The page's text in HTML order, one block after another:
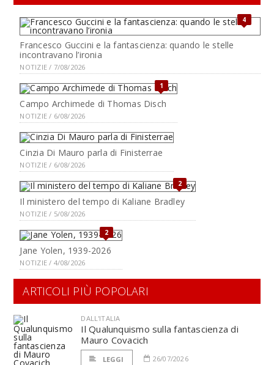
4
Francesco Guccini e la fantascienza: quando le stelle
incontravano l’ironia
NOTIZIE / 7/08/2026
1
Campo Archimede di Thomas Disch
NOTIZIE / 6/08/2026
Cinzia Di Mauro parla di Finisterrae
NOTIZIE / 6/08/2026
2
Il ministero del tempo di Kaliane Bradley
NOTIZIE / 5/08/2026
2
Jane Yolen, 1939-2026
NOTIZIE / 4/08/2026
ARTICOLI PIÙ POPOLARI
DALL'ITALIA
Il Qualunquismo sulla fantascienza di
Mauro Covacich
LEGGI 26/07/2026